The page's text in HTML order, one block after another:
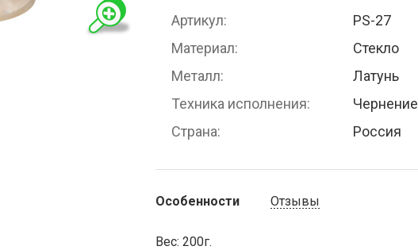
Артикул
PS-27
Материал
Стекло
Металл
Латунь
Техника исполнения
Чернение
Страна
Россия
Особенности Отзывы
Вес: 200г.